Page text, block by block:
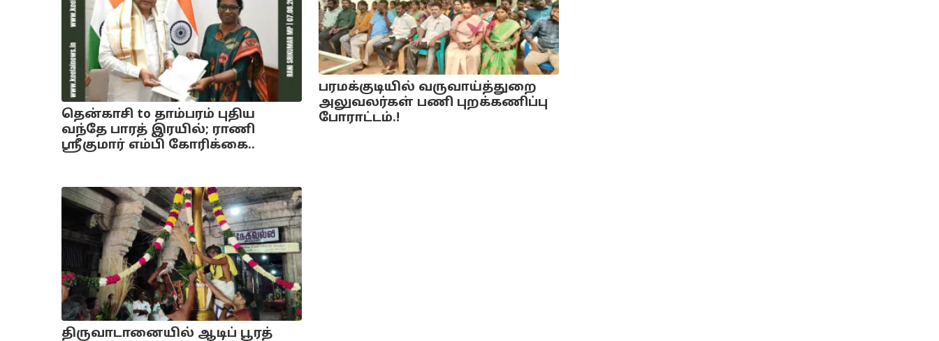
தென்காசி to தாம்பரம் புதிய
வந்தே பாரத் இரயில்; ராணி
ஸ்ரீகுமார் எம்பி கோரிக்கை..
பரமக்குடியில் வருவாய்த்துறை
அலுவலர்கள் பணி புறக்கணிப்பு
போராட்டம்.!
திருவாடானையில் ஆடிப் பூரத்